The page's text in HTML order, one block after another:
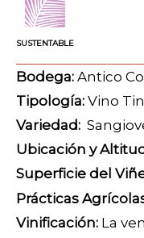
SUSTENTABLE
Bodega: Antico
Tipología: Vino
Variedad:
Ubicación y
Superficie del
Prácticas
Vinificación: La